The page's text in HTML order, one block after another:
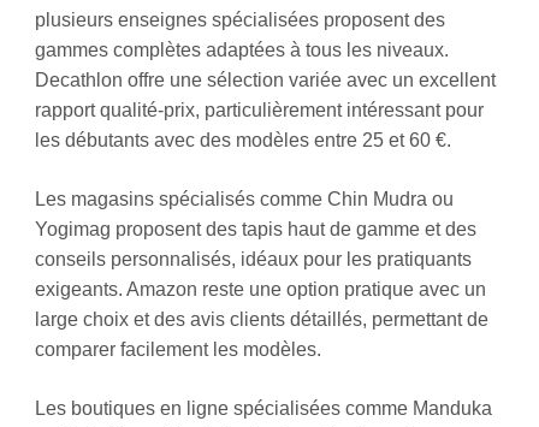
plusieurs enseignes spécialisées proposent des
gammes complètes adaptées à tous les niveaux.
Decathlon offre une sélection variée avec un excellent
rapport qualité-prix, particulièrement intéressant pour
les débutants avec des modèles entre 25 et 60 €.
Les magasins spécialisés comme Chin Mudra ou
Yogimag proposent des tapis haut de gamme et des
conseils personnalisés, idéaux pour les pratiquants
exigeants. Amazon reste une option pratique avec un
large choix et des avis clients détaillés, permettant de
comparer facilement les modèles.
Les boutiques en ligne spécialisées comme Manduka